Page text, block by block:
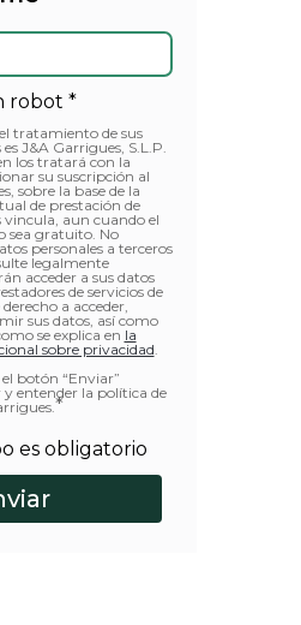
robot *
tratamiento de sus
J&A Garrigues, S.L.P.
los tratará con la
su suscripción al
sobre la base de la
de prestación de
vincula, aun cuando el
sea gratuito. No
personales a terceros
legalmente
acceder a sus datos
de servicios de
a acceder,
sus datos, así como
se explica en la
sobre privacidad.
botón “Enviar”
y entender la política de
*
es obligatorio